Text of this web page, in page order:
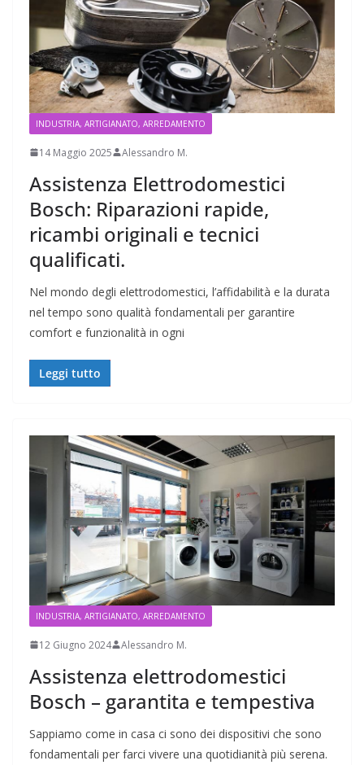
INDUSTRIA, ARTIGIANATO, ARREDAMENTO
14 Maggio 2025 Alessandro M.
Assistenza Elettrodomestici
Bosch: Riparazioni rapide,
ricambi originali e tecnici
qualificati.
Nel mondo degli elettrodomestici, l’affidabilità e la durata
nel tempo sono qualità fondamentali per garantire
comfort e funzionalità in ogni
Leggi tutto
INDUSTRIA, ARTIGIANATO, ARREDAMENTO
12 Giugno 2024 Alessandro M.
Assistenza elettrodomestici
Bosch – garantita e tempestiva
Sappiamo come in casa ci sono dei dispositivi che sono
fondamentali per farci vivere una quotidianità più serena.